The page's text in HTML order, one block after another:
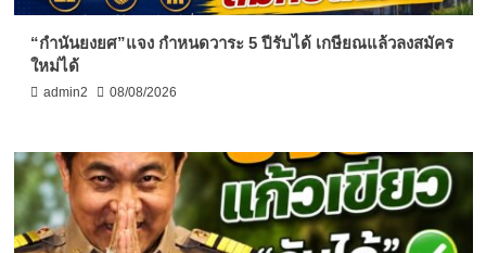
“กำนันยงยศ”แจง กำหนดวาระ 5 ปีรับได้ เกษียณแล้วลงสมัคร
ใหม่ได้
admin2 08/08/2026